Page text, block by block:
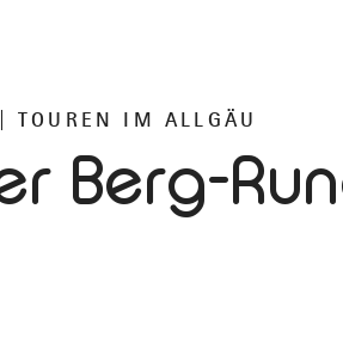
TOUREN IM ALLGÄU
Berg-